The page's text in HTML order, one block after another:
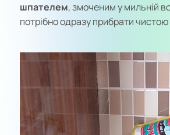
шпателем, змоченим у мильній
потрібно одразу прибрати